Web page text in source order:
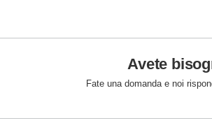
Avete
Fate una domanda e noi